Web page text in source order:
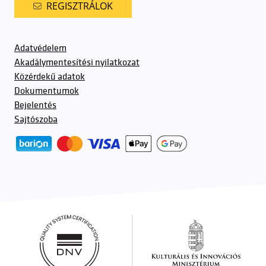
REGISZTRÁLOK
Adatvédelem
Akadálymentesítési nyilatkozat
Közérdekű adatok
Dokumentumok
Bejelentés
Sajtószoba